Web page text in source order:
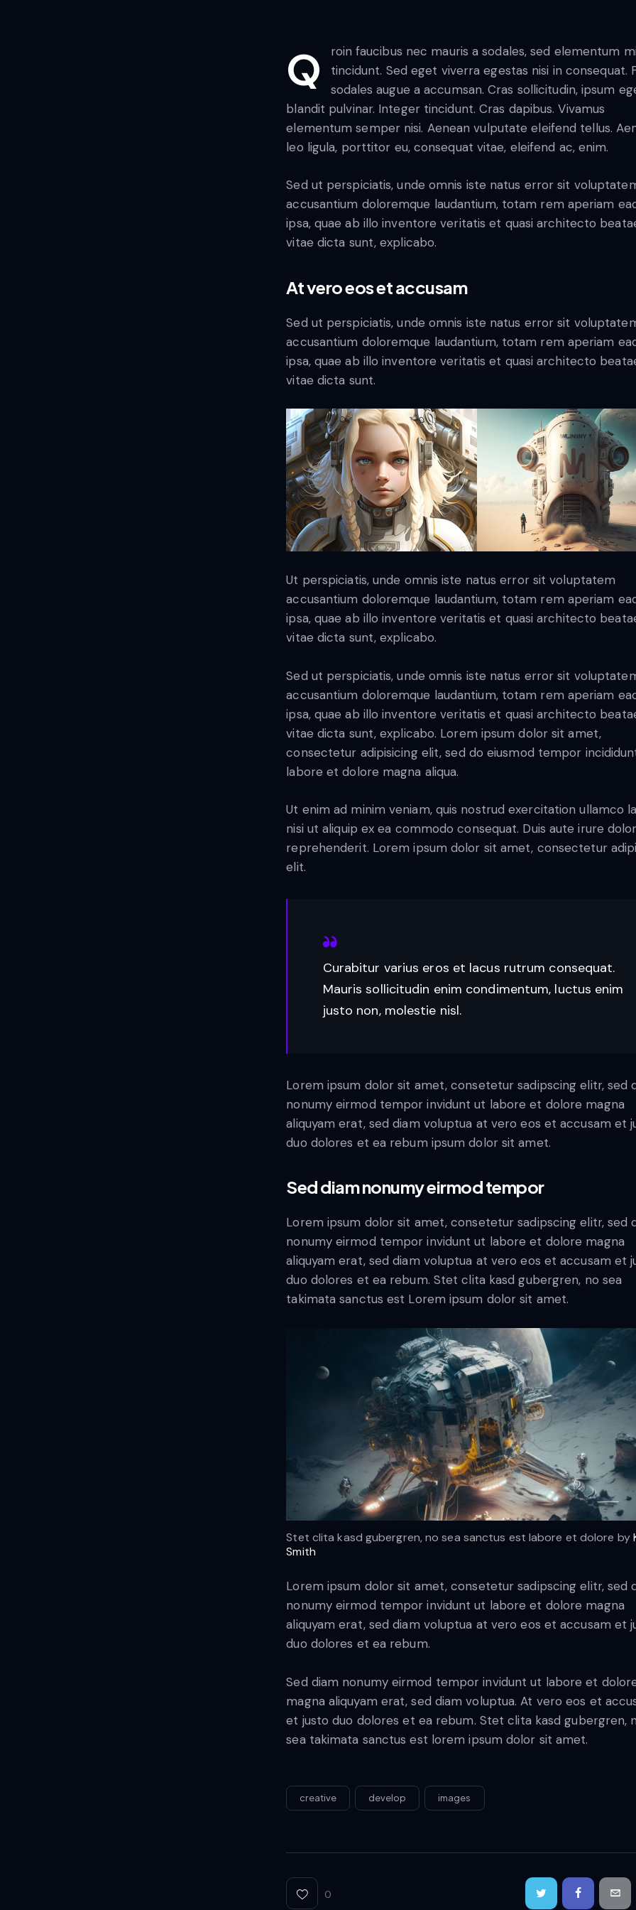
Qroin faucibus nec mauris a sodales, sed elementum mi
tincidunt. Sed eget viverra egestas nisi in consequat.
sodales augue a accumsan. Cras sollicitudin, ipsum
blandit pulvinar. Integer tincidunt. Cras dapibus. Vivamus
elementum semper nisi. Aenean vulputate eleifend tellus.
leo ligula, porttitor eu, consequat vitae, eleifend ac, enim.
Sed ut perspiciatis, unde omnis iste natus error sit
accusantium doloremque laudantium, totam rem aperiam
ipsa, quae ab illo inventore veritatis et quasi architecto
vitae dicta sunt, explicabo.
At vero eos et accusam
Sed ut perspiciatis, unde omnis iste natus error sit
accusantium doloremque laudantium, totam rem aperiam
ipsa, quae ab illo inventore veritatis et quasi architecto
vitae dicta sunt.
Ut perspiciatis, unde omnis iste natus error sit voluptatem
accusantium doloremque laudantium, totam rem aperiam
ipsa, quae ab illo inventore veritatis et quasi architecto
vitae dicta sunt, explicabo.
Sed ut perspiciatis, unde omnis iste natus error sit
accusantium doloremque laudantium, totam rem aperiam
ipsa, quae ab illo inventore veritatis et quasi architecto
vitae dicta sunt, explicabo. Lorem ipsum dolor sit amet,
consectetur adipisicing elit, sed do eiusmod tempor
labore et dolore magna aliqua.
Ut enim ad minim veniam, quis nostrud exercitation ullamco
nisi ut aliquip ex ea commodo consequat. Duis aute irure
reprehenderit. Lorem ipsum dolor sit amet, consectetur
elit.
Curabitur varius eros et lacus rutrum consequat.
Mauris sollicitudin enim condimentum, luctus enim
justo non, molestie nisl.
Lorem ipsum dolor sit amet, consetetur sadipscing elitr, sed
nonumy eirmod tempor invidunt ut labore et dolore magna
aliquyam erat, sed diam voluptua at vero eos et accusam et
duo dolores et ea rebum ipsum dolor sit amet.
Sed diam nonumy eirmod tempor
Lorem ipsum dolor sit amet, consetetur sadipscing elitr, sed
nonumy eirmod tempor invidunt ut labore et dolore magna
aliquyam erat, sed diam voluptua at vero eos et accusam et
duo dolores et ea rebum. Stet clita kasd gubergren, no sea
takimata sanctus est Lorem ipsum dolor sit amet.
Stet clita kasd gubergren, no sea sanctus est labore et dolore by
Smith
Lorem ipsum dolor sit amet, consetetur sadipscing elitr, sed
nonumy eirmod tempor invidunt ut labore et dolore magna
aliquyam erat, sed diam voluptua at vero eos et accusam et
duo dolores et ea rebum.
Sed diam nonumy eirmod tempor invidunt ut labore et
magna aliquyam erat, sed diam voluptua. At vero eos et
et justo duo dolores et ea rebum. Stet clita kasd gubergren,
sea takimata sanctus est lorem ipsum dolor sit amet.
creative develop images
0